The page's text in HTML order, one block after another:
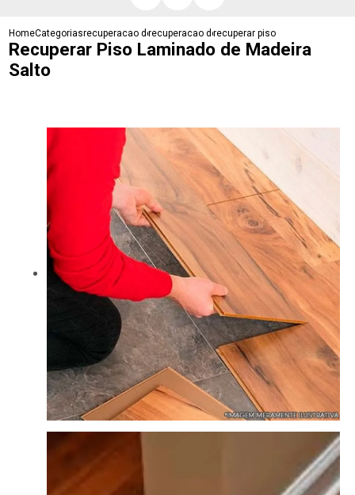
HomeCategoriasrecuperacao de pisosrecuperacao de piso emborrachado
recuperar piso laminado de
Recuperar Piso Laminado de Madeira
Salto